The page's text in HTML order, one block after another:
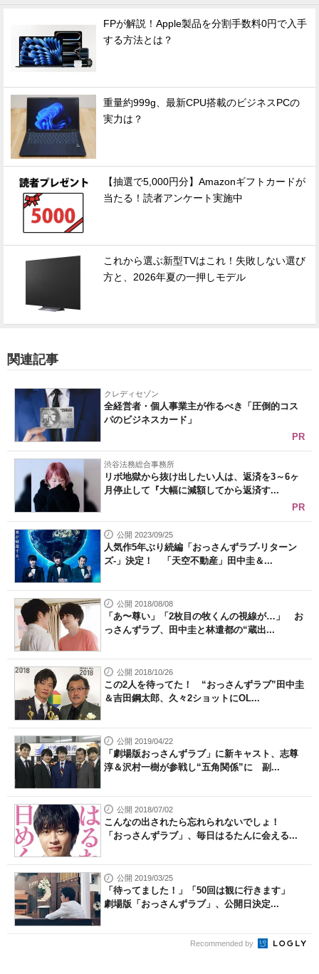
FPが解説！Apple製品を分割手数料0円で入手
する方法とは？
重量約999g、最新CPU搭載のビジネスPCの
実力は？
【抽選で5,000円分】Amazonギフトカードが
当たる！読者アンケート実施中
これから選ぶ新型TVはこれ！失敗しない選び
方と、2026年夏の一押しモデル
関連記事
クレディセゾン
全経営者・個人事業主が作るべき「圧倒的コス
パのビジネスカード」
PR
渋谷法務総合事務所
リボ地獄から抜け出したい人は、返済を3～6ヶ
月停止して『大幅に減額してから返済す...
PR
公開 2023/09/25
人気作5年ぶり続編「おっさんずラブ-リターン
ズ-」決定！ 「天空不動産」田中圭＆...
公開 2018/08/08
「あ〜尊い」「2枚目の牧くんの視線が…」 お
っさんずラブ、田中圭と林遣都の“蔵出...
公開 2018/10/26
この2人を待ってた！ “おっさんずラブ”田中圭
＆吉田鋼太郎、久々2ショットにOL...
公開 2019/04/22
「劇場版おっさんずラブ」に新キャスト、志尊
淳＆沢村一樹が参戦し“五角関係”に 副...
公開 2018/07/02
こんなの出されたら忘れられないでしょ！
「おっさんずラブ」、毎日はるたんに会える...
公開 2019/03/25
「待ってました！」「50回は観に行きます」
劇場版「おっさんずラブ」、公開日決定...
Recommended by